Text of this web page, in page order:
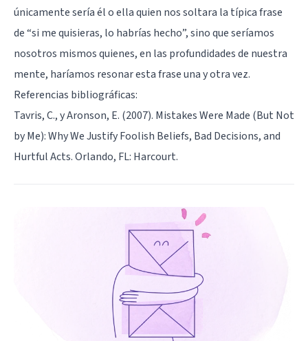
únicamente sería él o ella quien nos soltara la típica frase
de “si me quisieras, lo habrías hecho”, sino que seríamos
nosotros mismos quienes, en las profundidades de nuestra
mente, haríamos resonar esta frase una y otra vez.
Referencias bibliográficas:
Tavris, C., y Aronson, E. (2007). Mistakes Were Made (But Not
by Me): Why We Justify Foolish Beliefs, Bad Decisions, and
Hurtful Acts. Orlando, FL: Harcourt.